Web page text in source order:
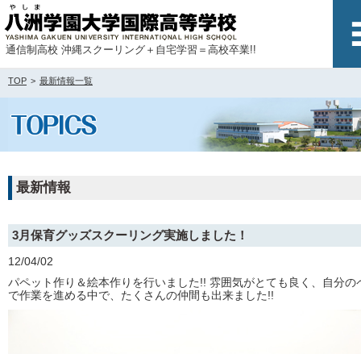
通信制高校 沖縄スクーリング＋自宅学習＝高校卒業!!
TOP 最新情報一覧
最新情報
3月保育グッズスクーリング実施しました！
12/04/02
パペット作り＆絵本作りを行いました!! 雰囲気がとても良く、自分の
で作業を進める中で、たくさんの仲間も出来ました!!